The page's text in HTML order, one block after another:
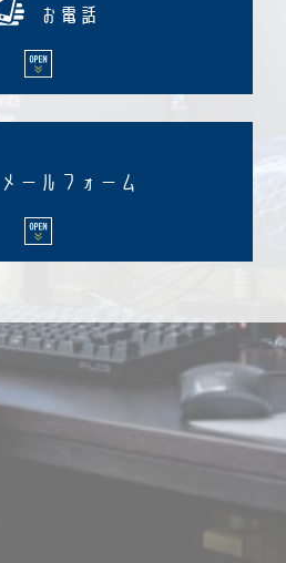
お電話
メールフォーム